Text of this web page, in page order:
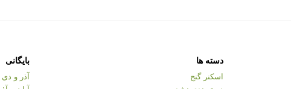
دسته ها
اسکنر گنج
بایگانی
آذر و دی ۱۴۰۳